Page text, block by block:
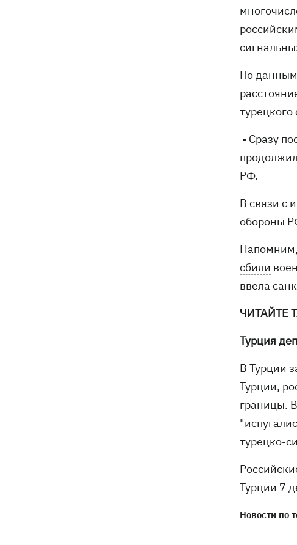
По
- Сразу
РФ.
В связи с
обороны
Напомним,
сбили
ввела
ЧИТАЙТЕ
Турция
В Турции
Турции,
границы.
турецко-
Турции 7
Новости по